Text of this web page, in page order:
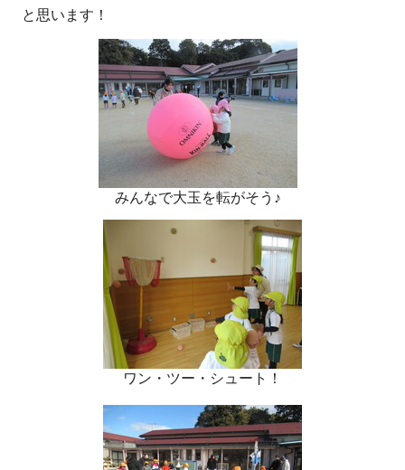
と思います！
みんなで大玉を転がそう♪
ワン・ツー・シュート！